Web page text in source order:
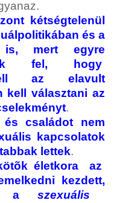
kétségtelenül
és a
is, mert egyre
fel, hogy
az elavult
választani az
.
családot nem
kapcsolatok
lettek.
életkora az
kezdett,
a
szexuális